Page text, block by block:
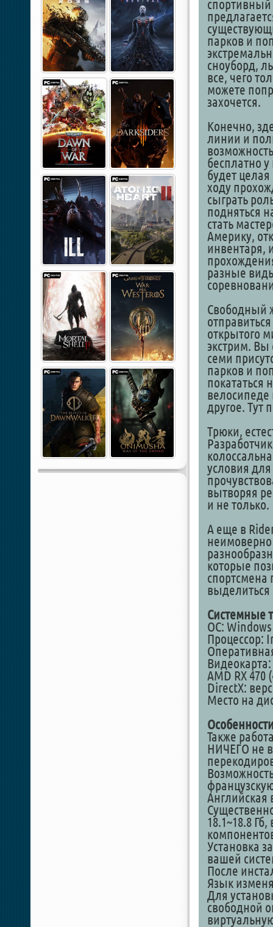
спортивный
парков и
сноуборд,
все, чего
можете
захочется.
Конечно,
линии и
бесплатно
будет
ходу
сыграть
подняться
стать
Америку,
инвентаря,
разные
Свободный
открытого
экстрим. Вы
семи
парков и
покататься
велосипеде
другое. Тут
Трюки,
условия
вытворяя
и не только.
А еще в
которые
Системные
ОС:
Процессор:
Видеокарта:
AMD RX 470
DirectX:
Место на
Также
НИЧЕГО не
18.1~18.8
Установка
вашей
После
Язык
Для
свободной